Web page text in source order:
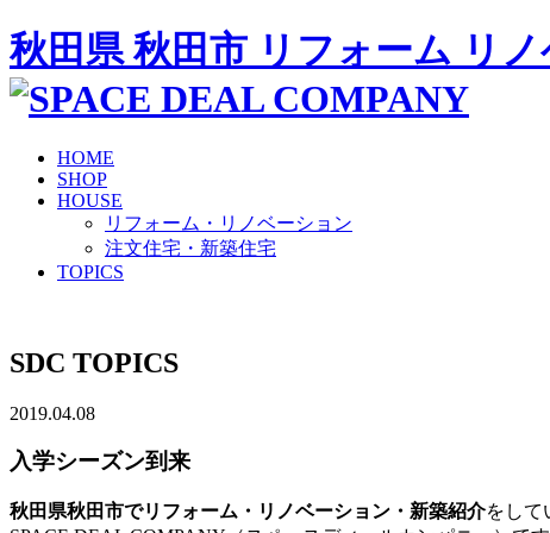
秋田県 秋田市 リフォーム リ
HOME
SHOP
HOUSE
リフォーム・リノベーション
注文住宅・新築住宅
TOPICS
SDC TOPICS
2019.04.08
入学シーズン到来
秋田県秋田市でリフォーム・リノベーション・新築紹介をして